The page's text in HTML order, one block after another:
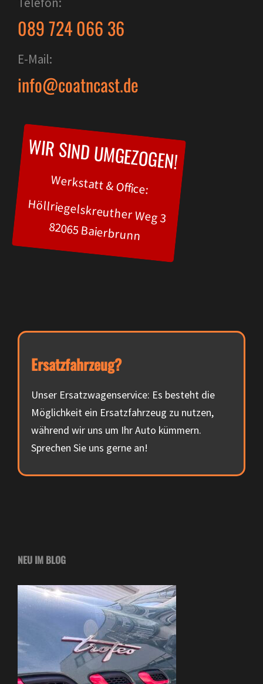
089 724 066 36
E-Mail:
info@coatncast.de
WIR SIND UMGEZOGEN!
Werkstatt & Office:
Höllriegelskreuther Weg 3
82065 Baierbrunn
Ersatzfahrzeug?
Unser Ersatzwagenservice: Es besteht die
Möglichkeit ein Ersatzfahrzeug zu nutzen,
während wir uns um Ihr Auto kümmern.
Sprechen Sie uns gerne an!
NEU IM BLOG